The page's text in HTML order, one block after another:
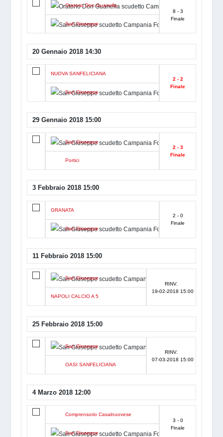
Oratorio Don Guanella
San Giuseppe
8 - 3
Finale
20 Gennaio 2018 14:30
NUOVA SANFELICIANA
San Giuseppe
2 - 2
Finale
29 Gennaio 2018 15:00
San Giuseppe
Portici
2 - 3
Finale
3 Febbraio 2018 15:00
GRANATA
San Giuseppe
2 - 0
Finale
11 Febbraio 2018 15:00
San Giuseppe
NAPOLI CALCIO A 5
RINV.
19-02-2018 15:00
25 Febbraio 2018 15:00
San Giuseppe
OASI SANFELICIANA
RINV.
07-03-2018 15:00
4 Marzo 2018 12:00
Comprensorio Casalnuovese
San Giuseppe
3 - 0
Finale